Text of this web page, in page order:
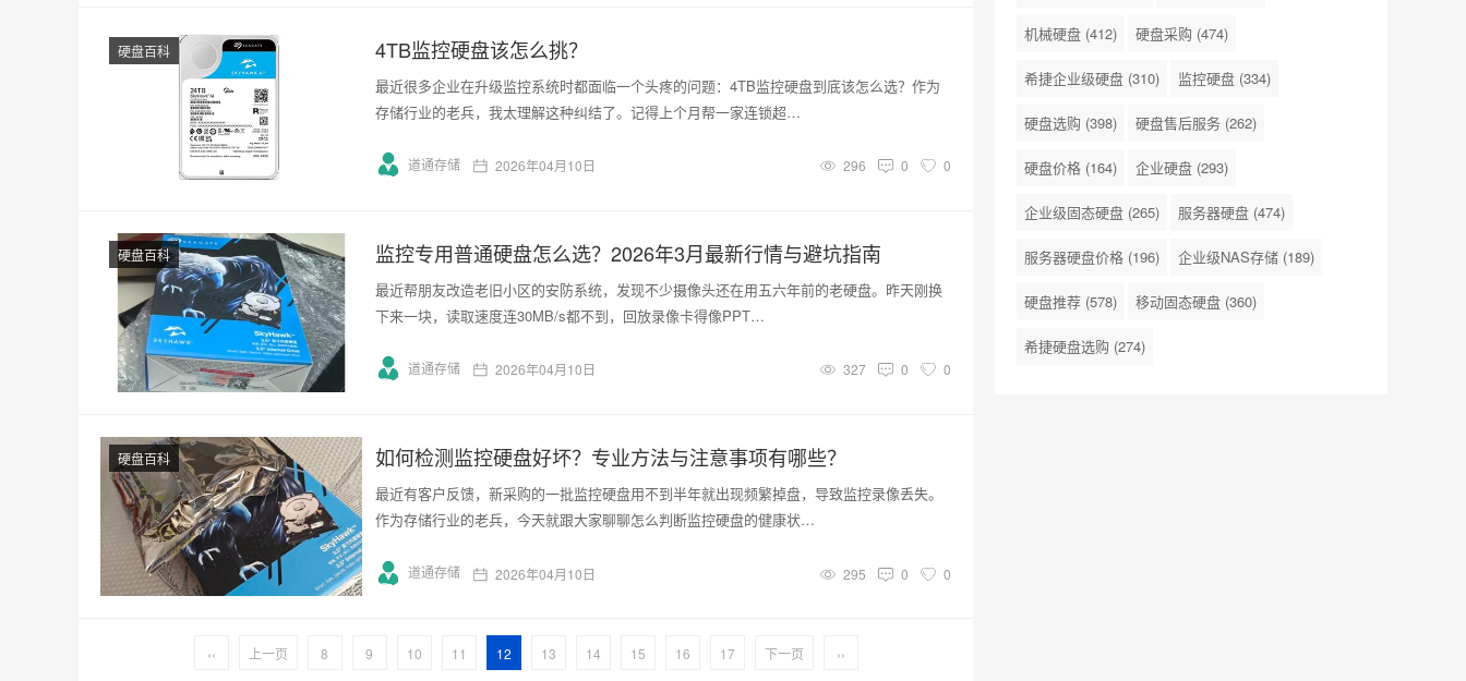
硬盘百科 4TB监控硬盘该怎么挑？
最近很多企业在升级监控系统时都面临一个头疼的问题：4TB监控硬盘到底该怎么选？作为
存储行业的老兵，我太理解这种纠结了。记得上个月帮一家连锁超…
道通存储 2026年04月10日 296 0 0
硬盘百科 监控专用普通硬盘怎么选？2026年3月最新行情与避坑指南
最近帮朋友改造老旧小区的安防系统，发现不少摄像头还在用五六年前的老硬盘。昨天刚换
下来一块，读取速度连30MB/s都不到，回放录像卡得像PPT…
道通存储 2026年04月10日 327 0 0
硬盘百科 如何检测监控硬盘好坏？专业方法与注意事项有哪些？
最近有客户反馈，新采购的一批监控硬盘用不到半年就出现频繁掉盘，导致监控录像丢失。
作为存储行业的老兵，今天就跟大家聊聊怎么判断监控硬盘的健康状…
道通存储 2026年04月10日 295 0 0
‹‹ 上一页 8 9 10 11 12 13 14 15 16 17 下一页 ››
机械硬盘 (412) 硬盘采购 (474)
希捷企业级硬盘 (310) 监控硬盘 (334)
硬盘选购 (398) 硬盘售后服务 (262)
硬盘价格 (164) 企业硬盘 (293)
企业级固态硬盘 (265) 服务器硬盘 (474)
服务器硬盘价格 (196) 企业级NAS存储 (189)
硬盘推荐 (578) 移动固态硬盘 (360)
希捷硬盘选购 (274)